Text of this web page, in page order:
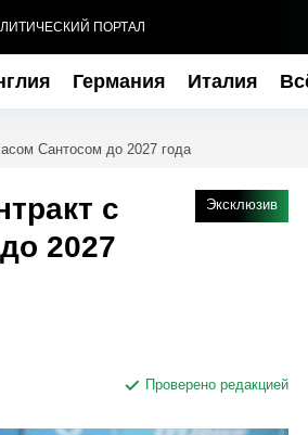
ПОРТАЛ
Германия Италия
Сантосом до 2027 года
Эксклюзив
с
2027
Проверено редакцией